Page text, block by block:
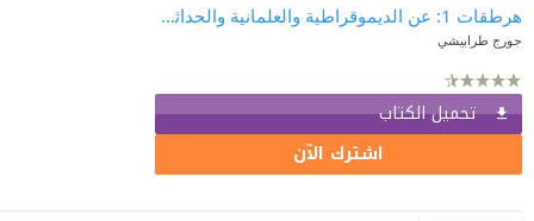
هرطقات 1: عن الديموقراطية والعلمانية والحداثة والممانعة العربية
جورج طرابيشي
تحميل الكتاب
اشترك الآن